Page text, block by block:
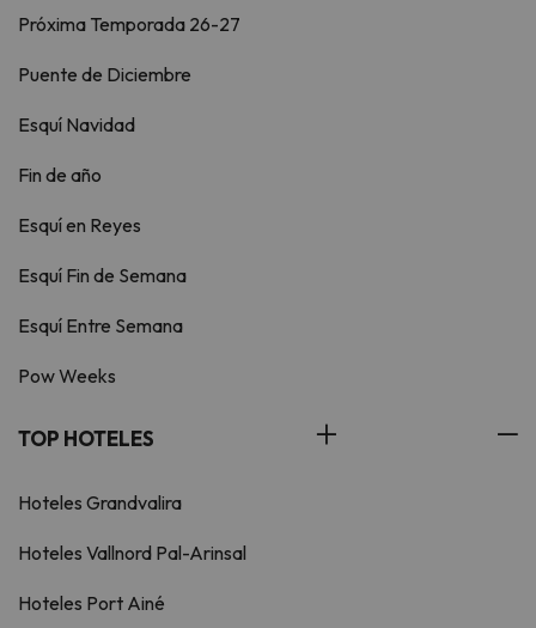
Próxima Temporada 26-27
Puente de Diciembre
Esquí Navidad
Fin de año
Esquí en Reyes
Esquí Fin de Semana
Esquí Entre Semana
Pow Weeks
TOP HOTELES
Hoteles Grandvalira
Hoteles Vallnord Pal-Arinsal
Hoteles Port Ainé